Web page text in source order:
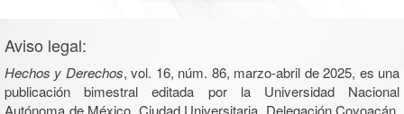
Aviso legal:
Hechos y Derechos, vol. 16, núm. 86, marzo-abril de 2025, es una
publicación bimestral editada por la Universidad Nacional